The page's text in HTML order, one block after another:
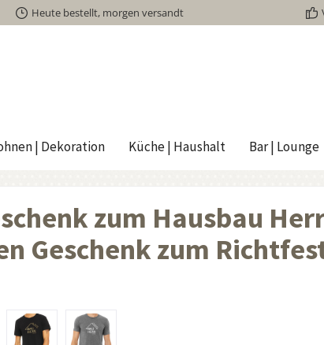
Heute bestellt, morgen versandt
| Dekoration Küche | Haushalt Bar | Lounge
zum Hausbau
Geschenk zum